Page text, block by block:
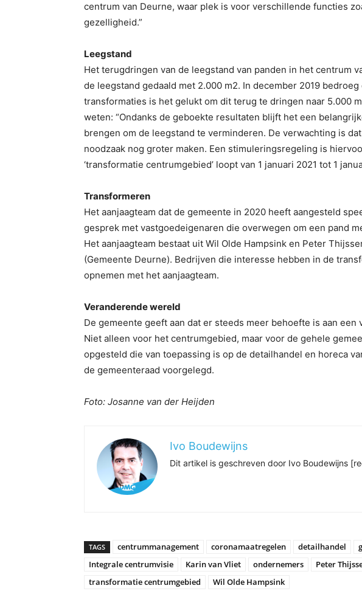
centrum van Deurne, waar plek is voor verschillende functies
gezelligheid.”
Leegstand
Het terugdringen van de leegstand van panden in het centrum
de leegstand gedaald met 2.000 m2. In december 2019
transformaties is het gelukt om dit terug te dringen naar 5.000
weten: “Ondanks de geboekte resultaten blijft het een
brengen om de leegstand te verminderen. De verwachting is
noodzaak nog groter maken. Een stimuleringsregeling is
‘transformatie centrumgebied’ loopt van 1 januari 2021 tot 1
Transformeren
Het aanjaagteam dat de gemeente in 2020 heeft aangesteld
gesprek met vastgoedeigenaren die overwegen om een pand
Het aanjaagteam bestaat uit Wil Olde Hampsink en Peter
(Gemeente Deurne). Bedrijven die interesse hebben in de
opnemen met het aanjaagteam.
Veranderende wereld
De gemeente geeft aan dat er steeds meer behoefte is aan
Niet alleen voor het centrumgebied, maar voor de gehele
opgesteld die van toepassing is op de detailhandel en horeca
de gemeenteraad voorgelegd.
Foto: Josanne van der Heijden
Ivo Boudewijns
Dit artikel is geschreven door Ivo Boudewijns
TAGS centrummanagement coronamaatregelen detailhandel
Integrale centrumvisie
Karin van Vliet ondernemers Peter
transformatie centrumgebied
Wil Olde Hampsink